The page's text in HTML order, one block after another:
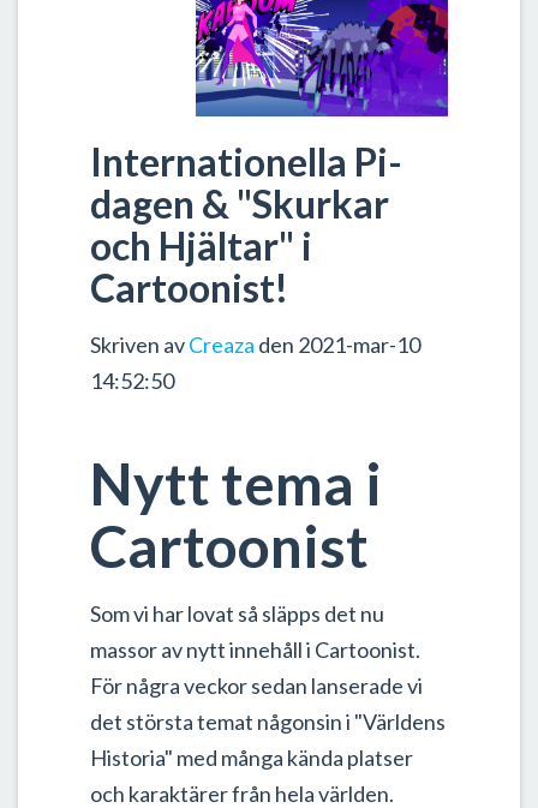
Internationella Pi-
dagen & "Skurkar
och Hjältar" i
Cartoonist!
Skriven avCreaza den 2021-mar-10
14:52:50
Nytt tema i
Cartoonist
Som vi har lovat så släpps det nu
massor av nytt innehåll i Cartoonist.
För några veckor sedan lanserade vi
det största temat någonsin i "Världens
Historia" med många kända platser
och karaktärer från hela världen.